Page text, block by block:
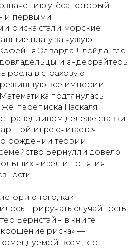
утёса, который
и первыми
риска стали морские
плату за чужую
Эдварда Ллойда, где
и андеррайтеры
в страховую
все империи
подтянулась
переписка Паскаля
дележе ставки
игре считается
о рождении теории
Бернулли довело
чисел и понятия
того, как
приручать случайность,
Бернстайн в книге
риска» —
всем, кто